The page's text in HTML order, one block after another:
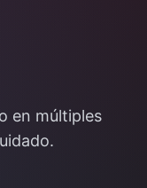
en múltiples